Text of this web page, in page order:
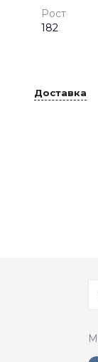
Рост
182
Доставка
Купалинка